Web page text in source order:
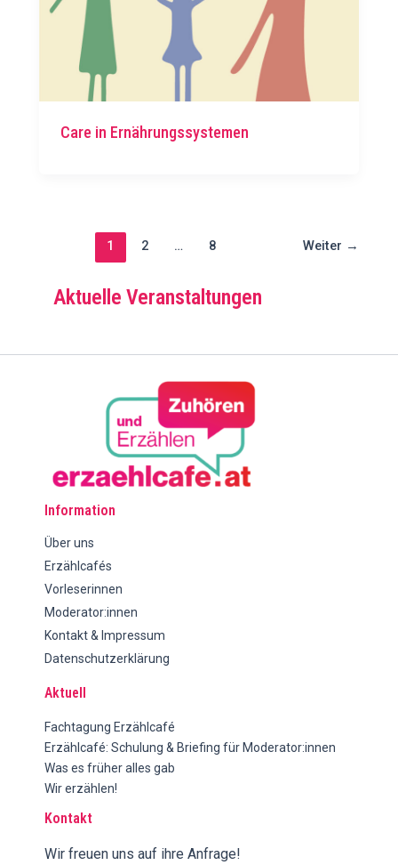
Care in Ernährungssystemen
1 2 … 8 Weiter →
Aktuelle Veranstaltungen
Information
Über uns
Erzählcafés
Vorleserinnen
Moderator:innen
Kontakt & Impressum
Datenschutzerklärung
Aktuell
Fachtagung Erzählcafé
Erzählcafé: Schulung & Briefing für Moderator:innen
Was es früher alles gab
Wir erzählen!
Kontakt
Wir freuen uns auf ihre Anfrage!